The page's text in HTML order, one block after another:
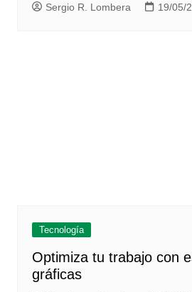
Sergio R. Lombera 19/05/
Tecnología
Optimiza tu trabajo con
gráficas